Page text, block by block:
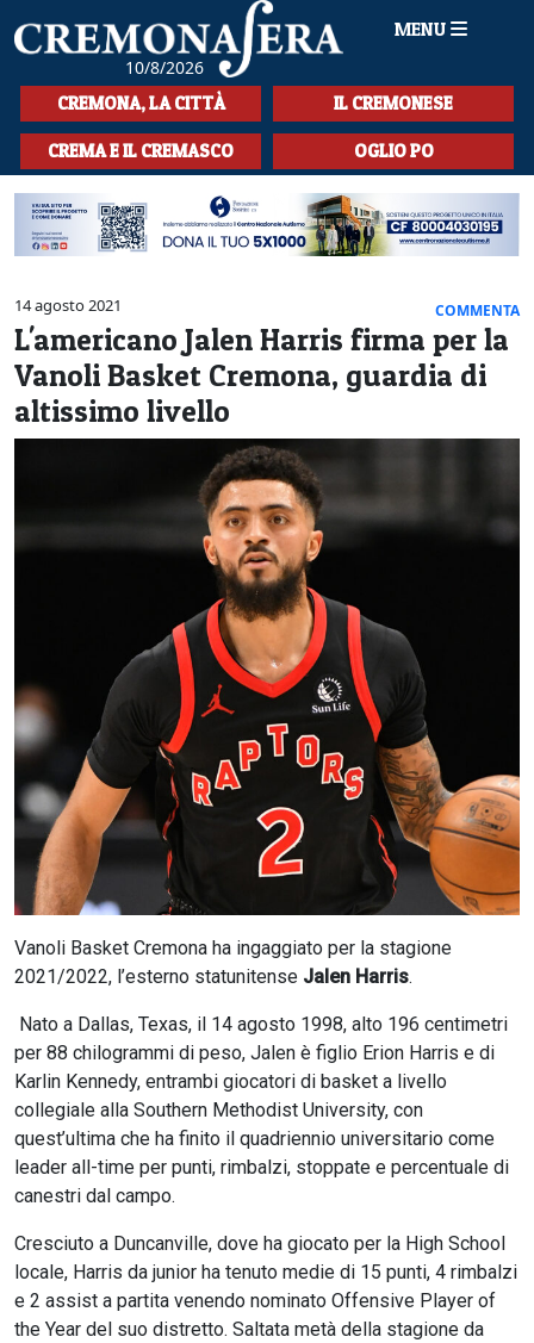
10/8/2026
MENU
HOME
CRONACA
SPORT
LA MUSICA
CULTURA
LA STORIA
SPETTACOLI
L'EDITORIALE
CERCA
CREMONA, LA CITTÀ IL CREMONESE
CREMA E IL CREMASCO OGLIO PO
14 agosto 2021 COMMENTA
L'americano Jalen Harris firma per la
Vanoli Basket Cremona, guardia di
altissimo livello
Vanoli Basket Cremona ha ingaggiato per la stagione
2021/2022, l’esterno statunitense Jalen Harris.
Nato a Dallas, Texas, il 14 agosto 1998, alto 196 centimetri
per 88 chilogrammi di peso, Jalen è figlio Erion Harris e di
Karlin Kennedy, entrambi giocatori di basket a livello
collegiale alla Southern Methodist University, con
quest’ultima che ha finito il quadriennio universitario come
leader all-time per punti, rimbalzi, stoppate e percentuale di
canestri dal campo.
Cresciuto a Duncanville, dove ha giocato per la High School
locale, Harris da junior ha tenuto medie di 15 punti, 4 rimbalzi
e 2 assist a partita venendo nominato Offensive Player of
the Year del suo distretto. Saltata metà della stagione da